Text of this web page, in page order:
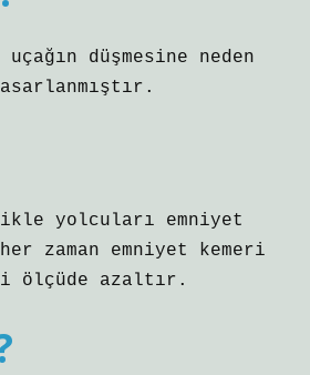
düşmesine neden
yolcuları emniyet
zaman emniyet kemeri
ölçüde azaltır.